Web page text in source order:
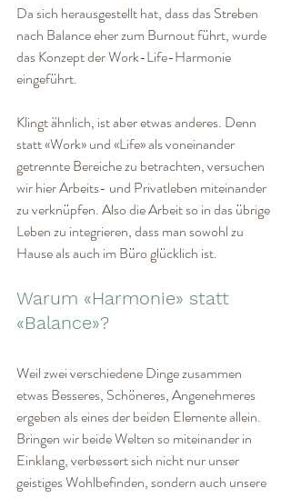
Da sich herausgestellt hat, dass das Streben
nach Balance eher zum Burnout führt, wurde
das Konzept der Work-Life-Harmonie
eingeführt.
Klingt ähnlich, ist aber etwas anderes. Denn
statt «Work» und «Life» als voneinander
getrennte Bereiche zu betrachten, versuchen
wir hier Arbeits- und Privatleben miteinander
zu verknüpfen. Also die Arbeit so in das übrige
Leben zu integrieren, dass man sowohl zu
Hause als auch im Büro glücklich ist.
Warum «Harmonie» statt
«Balance»?
Weil zwei verschiedene Dinge zusammen
etwas Besseres, Schöneres, Angenehmeres
ergeben als eines der beiden Elemente allein.
Bringen wir beide Welten so miteinander in
Einklang, verbessert sich nicht nur unser
geistiges Wohlbefinden, sondern auch unsere